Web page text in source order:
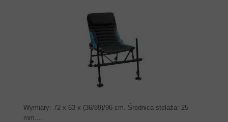
ZOBACZ PRODUKT
Wymiary: 72 x 63 x (36/89)/96 cm. Średnica stelaża: 25
mm....